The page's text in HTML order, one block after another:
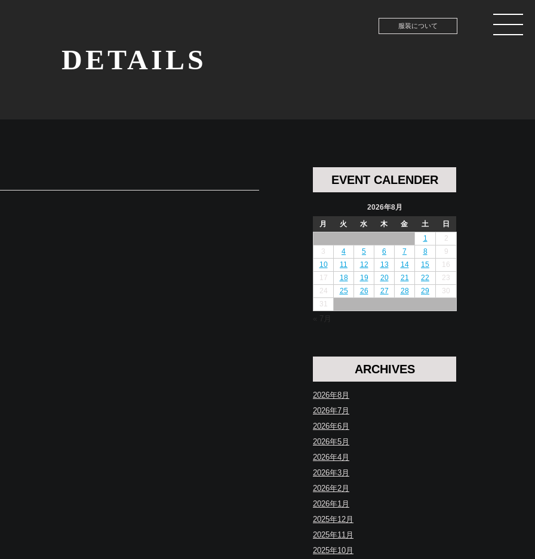
服装について
DETAILS
EVENT CALENDER
2026年8月
月
火 水 木 金 土
日
1
2
3
4 5 6 7 8
9
10
11 12 13 14 15
16
17
18 19 20 21 22
23
24
25 26 27 28 29
30
31
« 7月
ARCHIVES
2026年8月
2026年7月
2026年6月
2026年5月
2026年4月
2026年3月
2026年2月
2026年1月
2025年12月
2025年11月
2025年10月